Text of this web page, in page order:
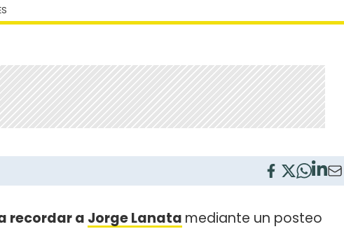
recordar a Jorge Lanata mediante un posteo